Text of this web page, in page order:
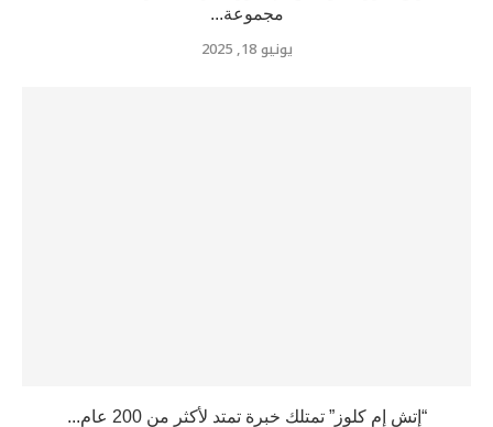
مجموعة...
يونيو 18, 2025
“إتش إم كلوز” تمتلك خبرة تمتد لأكثر من 200 عام...